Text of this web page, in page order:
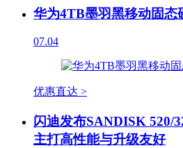
华为4TB墨羽黑移动固态
07.04
优惠直达 >
闪迪发布SANDISK 520/
主打高性能与升级友好